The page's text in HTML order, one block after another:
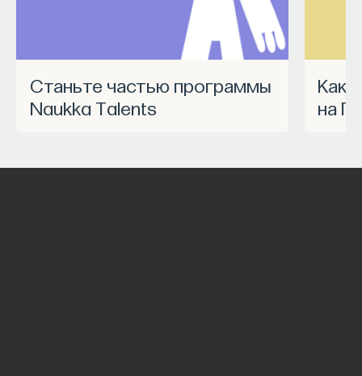
Станьте частью программы
Naukka Talents
Как запустить спецпроект
на